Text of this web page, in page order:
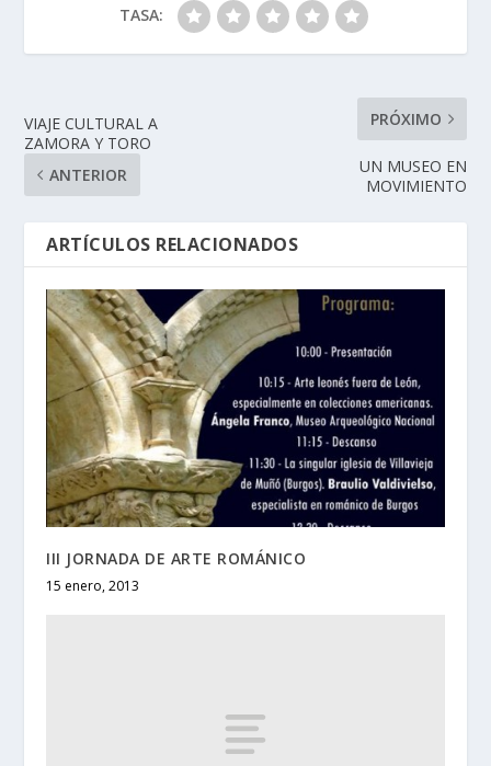
TASA:
VIAJE CULTURAL A
ZAMORA Y TORO
ANTERIOR
PRÓXIMO
UN MUSEO EN
MOVIMIENTO
ARTÍCULOS RELACIONADOS
III JORNADA DE ARTE ROMÁNICO
15 enero, 2013